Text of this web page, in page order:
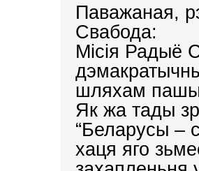
Паважаная,
Свабода:
Місія Радыё
шляхам
Як жа тады
“Беларусы –
хаця яго